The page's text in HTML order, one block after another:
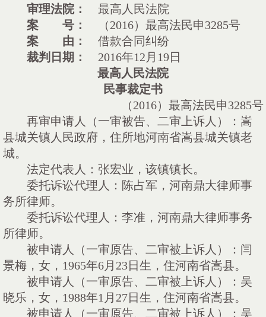
审理法院： 最高人民法院
案 号：
（2016）最高法民申3285号
案 由： 借款合同纠纷
裁判日期： 2016年12月19日
最高人民法院
民事裁定书
（2016）最高法民申3285号
再审申请人（一审被告、二审上诉人）：嵩
县城关镇人民政府，住所地河南省嵩县城关镇老
城。
法定代表人：张宏业，该镇镇长。
委托诉讼代理人：陈占军，河南鼎大律师事
务所律师。
委托诉讼代理人：李准，河南鼎大律师事务
所律师。
被申请人（一审原告、二审被上诉人）：闫
景梅，女， 1965年6月23日生，住河南省嵩县。
被申请人（一审原告、二审被上诉人）：吴
晓乐，女， 1988年1月27日生，住河南省嵩县。
被申请人（一审原告、二审被上诉人）：吴